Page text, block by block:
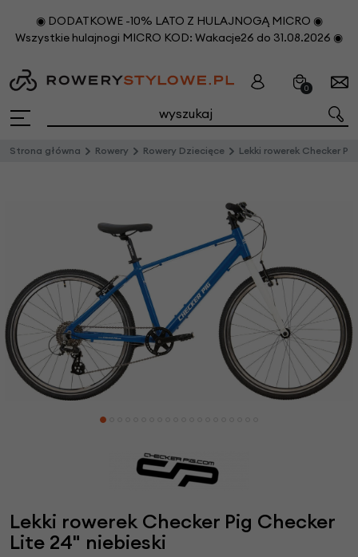
◉ DODATKOWE -10% LATO Z HULAJNOGĄ MICRO ◉
Wszystkie hulajnogi MICRO KOD: Wakacje26 do 31.08.2026 ◉
0
Strona główna Rowery Rowery Dziecięce Lekki rowerek Checker Pig Checker Lite 24" niebieski
Lekki rowerek Checker Pig Checker
Lite 24" niebieski